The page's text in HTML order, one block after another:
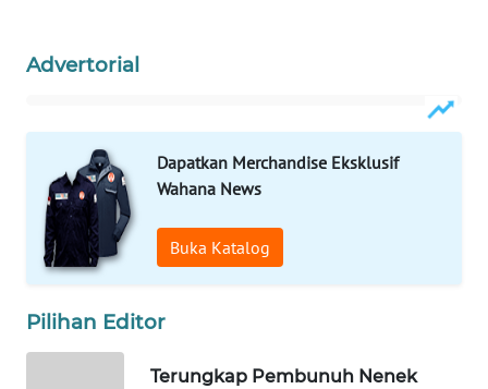
Advertorial
Dapatkan Merchandise Eksklusif
Wahana News
Buka Katalog
Pilihan Editor
Terungkap Pembunuh Nenek
WN
LIKUPANG
WN
LABUANBAJO